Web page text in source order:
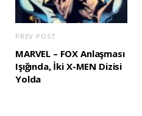
PREV POST
MARVEL – FOX Anlaşması
Işığında, İki X-MEN Dizisi
Yolda